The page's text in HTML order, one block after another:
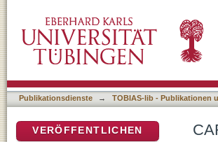
Publikationsdienste → TOBIAS-lib - Publikationen
VERÖFFENTLICHEN